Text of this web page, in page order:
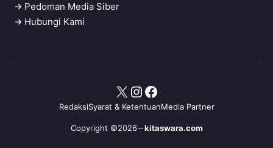
Pedoman Media Siber
Hubungi Kami
Copyright ©2026 kitaswara.com
RedaksiSyarat & KetentuanMedia Partner
X Instagram
Facebook